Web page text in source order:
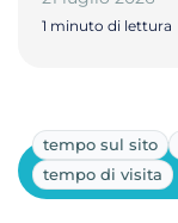
1 minuto di lettura
tempo sul sito
tempo di visita